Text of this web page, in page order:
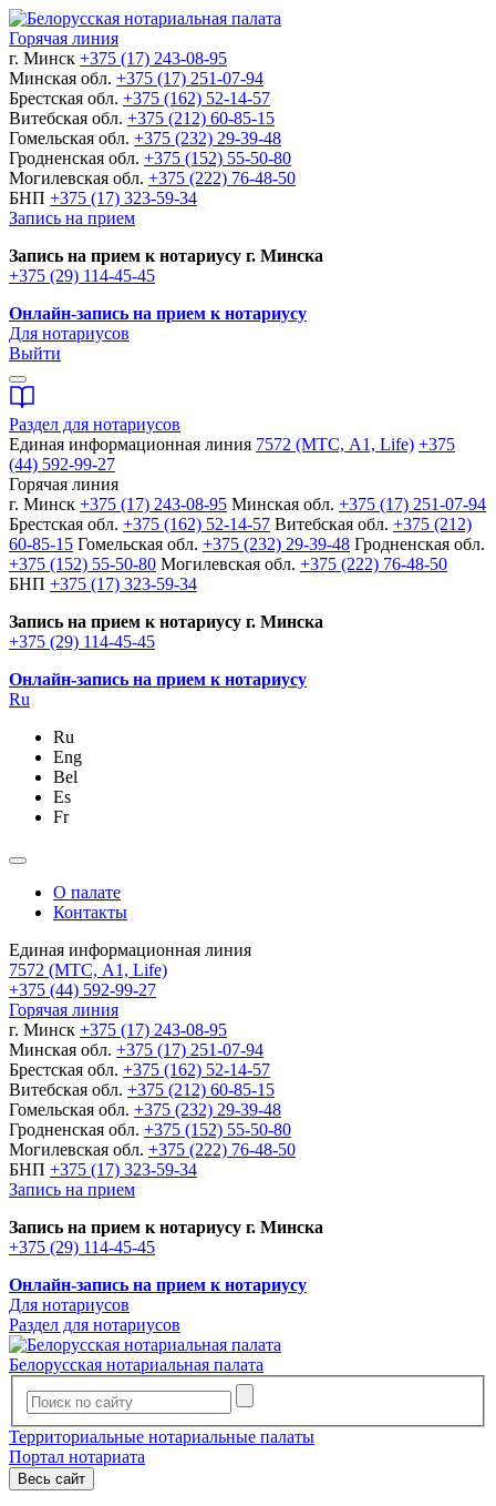
Горячая линия
г. Минск +375 (17) 243-08-95
Минская обл. +375 (17) 251-07-94
Брестская обл. +375 (162) 52-14-57
Витебская обл. +375 (212) 60-85-15
Гомельская обл. +375 (232) 29-39-48
Гродненская обл. +375 (152) 55-50-80
Могилевская обл. +375 (222) 76-48-50
БНП +375 (17) 323-59-34
Запись на прием
Запись на прием к нотариусу г. Минска
+375 (29) 114-45-45
Онлайн-запись на прием к нотариусу
Для нотариусов
Выйти
Раздел для нотариусов
Единая информационная линия 7572 (МТС, A1, Life) +375
(44) 592-99-27
Горячая линия
г. Минск +375 (17) 243-08-95 Минская обл. +375 (17) 251-07-94
Брестская обл. +375 (162) 52-14-57 Витебская обл. +375 (212)
60-85-15 Гомельская обл. +375 (232) 29-39-48 Гродненская обл.
+375 (152) 55-50-80 Могилевская обл. +375 (222) 76-48-50
БНП +375 (17) 323-59-34
Запись на прием к нотариусу г. Минска
+375 (29) 114-45-45
Онлайн-запись на прием к нотариусу
Ru
Ru
Eng
Bel
Es
Fr
О палате
Контакты
Единая информационная линия
7572 (МТС, A1, Life)
+375 (44) 592-99-27
Горячая линия
г. Минск +375 (17) 243-08-95
Минская обл. +375 (17) 251-07-94
Брестская обл. +375 (162) 52-14-57
Витебская обл. +375 (212) 60-85-15
Гомельская обл. +375 (232) 29-39-48
Гродненская обл. +375 (152) 55-50-80
Могилевская обл. +375 (222) 76-48-50
БНП +375 (17) 323-59-34
Запись на прием
Запись на прием к нотариусу г. Минска
+375 (29) 114-45-45
Онлайн-запись на прием к нотариусу
Для нотариусов
Раздел для нотариусов
Белорусская нотариальная палата
Территориальные нотариальные палаты
Портал нотариата
Весь сайт